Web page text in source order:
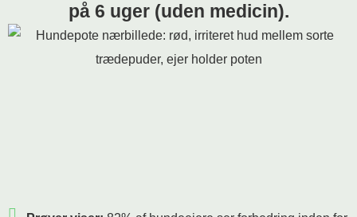
på 6 uger (uden medicin).